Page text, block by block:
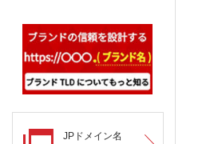
JPドメイン名